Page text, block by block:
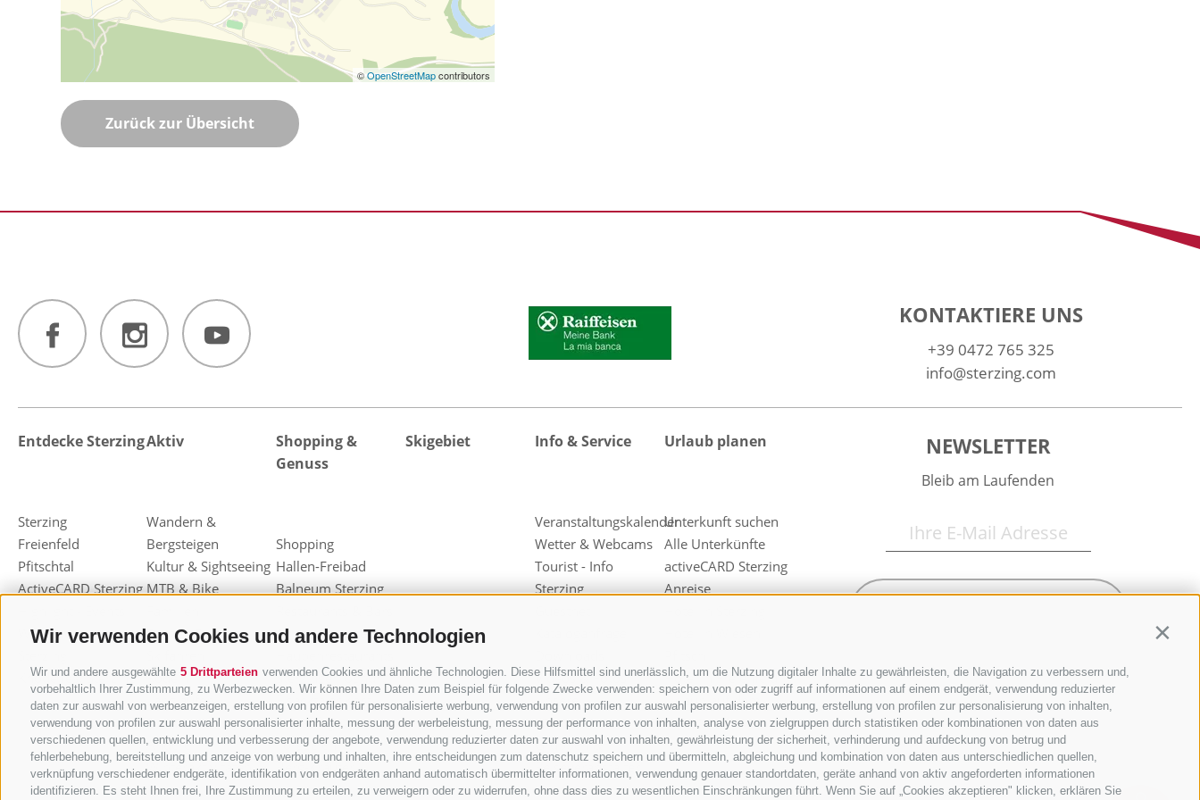
Wir verwenden Cookies und andere Technologien
Wir und andere ausgewählte 5 Drittparteien verwenden Cookies und ähnliche Technologien. Diese Hilfsmittel sind unerlässlich, um die Nutzung digitaler Inhalte zu gewährleisten, die Navigation zu verbessern und,
vorbehaltlich Ihrer Zustimmung, zu Werbezwecken. Wir können Ihre Daten zum Beispiel für folgende Zwecke verwenden: speichern von oder zugriff auf informationen auf einem endgerät, verwendung reduzierter
daten zur auswahl von werbeanzeigen, erstellung von profilen für personalisierte werbung, verwendung von profilen zur auswahl personalisierter werbung, erstellung von profilen zur personalisierung von inhalten,
verwendung von profilen zur auswahl personalisierter inhalte, messung der werbeleistung, messung der performance von inhalten, analyse von zielgruppen durch statistiken oder kombinationen von daten aus
verschiedenen quellen, entwicklung und verbesserung der angebote, verwendung reduzierter daten zur auswahl von inhalten, gewährleistung der sicherheit, verhinderung und aufdeckung von betrug und
fehlerbehebung, bereitstellung und anzeige von werbung und inhalten, ihre entscheidungen zum datenschutz speichern und übermitteln, abgleichung und kombination von daten aus unterschiedlichen quellen,
verknüpfung verschiedener endgeräte, identifikation von endgeräten anhand automatisch übermittelter informationen, verwendung genauer standortdaten, geräte anhand von aktiv angeforderten informationen
identifizieren. Es steht Ihnen frei, Ihre Zustimmung zu erteilen, zu verweigern oder zu widerrufen, ohne dass dies zu wesentlichen Einschränkungen führt. Wenn Sie auf „Cookies akzeptieren" klicken, erklären Sie
©OpenStreetMapcontributors
Zurück zur Übersicht
KONTAKTIERE UNS
+39 0472 765 325
info@sterzing.com
Entdecke Sterzing
Sterzing
Freienfeld
Pfitschtal
ActiveCARD Sterzing
Weihnachtsmarkt
Knödelfest Sterzing
Aktiv
Wandern &
Bergsteigen
Kultur & Sightseeing
MTB & Bike
Freizeit & Sport
Rodeln
Langlaufen
Ski-Alpinismus
Andere
Winteraktivitäten
Shopping &
Genuss
Shopping
Hallen-Freibad
Balneum Sterzing
Almen & Hütten
Sterzinger Joghurt
Eisacktaler Kost
Einkaufsgutscheine
Törggelen
Berg-Kräuter
Skigebiet Info & Service
Veranstaltungskalender
Wetter & Webcams
Tourist - Info
Sterzing
Videos & Fotos
Unsere
Werbepartner
Gruppen &
Reiseveranstalter
Wipptal
Urlaub planen
Unterkunft suchen
Alle Unterkünfte
activeCARD Sterzing
Anreise
Hotel in Freienfeld
Urlaub auf dem
Bauernhof
NEWSLETTER
Bleib am Laufenden